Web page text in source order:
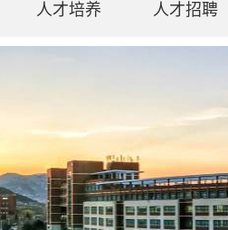
人才培养 人才招聘